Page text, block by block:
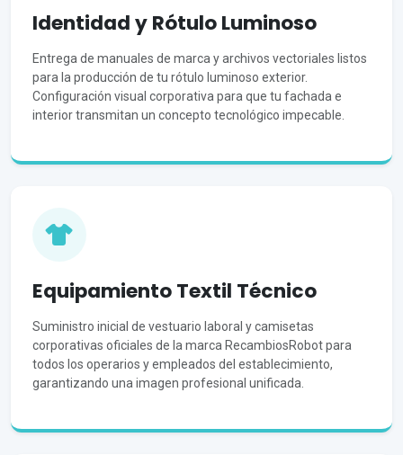
Identidad y Rótulo Luminoso
Entrega de manuales de marca y archivos vectoriales listos
para la producción de tu rótulo luminoso exterior.
Configuración visual corporativa para que tu fachada e
interior transmitan un concepto tecnológico impecable.
Equipamiento Textil Técnico
Suministro inicial de vestuario laboral y camisetas
corporativas oficiales de la marca RecambiosRobot para
todos los operarios y empleados del establecimiento,
garantizando una imagen profesional unificada.